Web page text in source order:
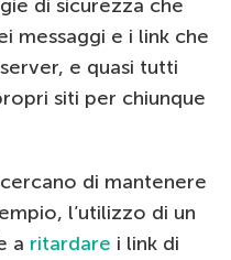
di sicurezza che
messaggi e i link che
e quasi tutti
siti per chiunque
di mantenere
l’utilizzo di un
a ritardare i link di